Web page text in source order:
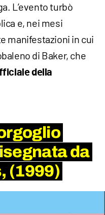
L’evento turbò
e, nei mesi
manifestazioni in cui
di Baker, che
della
da
(1999)